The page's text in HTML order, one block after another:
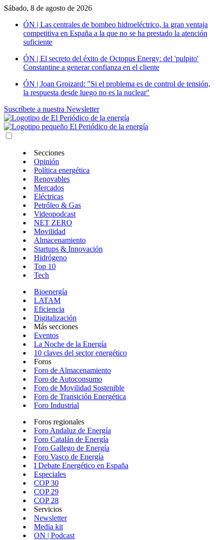
Sábado, 8 de agosto de 2026
ÓN | Las centrales de bombeo hidroeléctrico, la gran ventaja
competitiva en España a la que no se ha prestado la atención
suficiente
ÓN | El secreto del éxito de Octopus Energy: del 'pulpito'
Constantine a generar confianza en el cliente
ÓN | Joan Groizard: "Si el problema es de control de tensión,
la respuesta desde luego no es la nuclear"
Suscríbete a nuestra Newsletter
Secciones
Opinión
Política energética
Renovables
Mercados
Eléctricas
Petróleo & Gas
Videopodcast
NET ZERO
Movilidad
Almacenamiento
Startups & Innovación
Hidrógeno
Top 10
Tech
Bioenergía
LATAM
Eficiencia
Digitalización
Más secciones
Eventos
La Noche de la Energía
10 claves del sector energético
Foros
Foro de Almacenamiento
Foro de Autoconsumo
Foro de Movilidad Sostenible
Foro de Transición Energética
Foro Industrial
Foros regionales
Foro Andaluz de Energía
Foro Catalán de Energía
Foro Gallego de Energía
Foro Vasco de Energía
I Debate Energético en España
Especiales
COP 30
COP 29
COP 28
Servicios
Newsletter
Media kit
ON | Podcast